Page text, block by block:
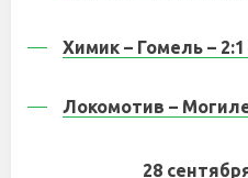
Химик – Гомель – 2:1
Локомотив –
28